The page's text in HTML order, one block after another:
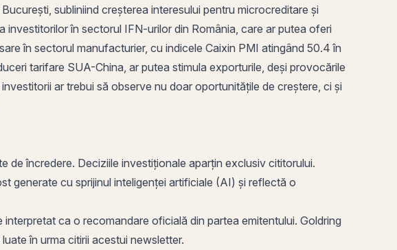
subliniind creșterea interesului pentru microcreditare și
în sectorul IFN-urilor din România, care ar putea oferi
în sectorul manufacturier, cu indicele Caixin PMI atingând 50.4 în
tarifare SUA-China, ar putea stimula exporturile, deși provocările
ar trebui să observe nu doar oportunitățile de creștere, ci și
încredere. Deciziile investiționale aparțin exclusiv cititorului.
generate cu sprijinul inteligenței artificiale (AI) și reflectă o
ca o recomandare oficială din partea emitentului. Goldring
în urma citirii acestui newsletter.